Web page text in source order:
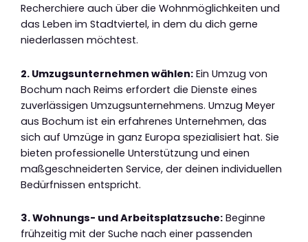
Recherchiere auch über die Wohnmöglichkeiten und
das Leben im Stadtviertel, in dem du dich gerne
niederlassen möchtest.
2. Umzugsunternehmen wählen: Ein Umzug von
Bochum nach Reims erfordert die Dienste eines
zuverlässigen Umzugsunternehmens. Umzug Meyer
aus Bochum ist ein erfahrenes Unternehmen, das
sich auf Umzüge in ganz Europa spezialisiert hat. Sie
bieten professionelle Unterstützung und einen
maßgeschneiderten Service, der deinen individuellen
Bedürfnissen entspricht.
3. Wohnungs- und Arbeitsplatzsuche: Beginne
frühzeitig mit der Suche nach einer passenden